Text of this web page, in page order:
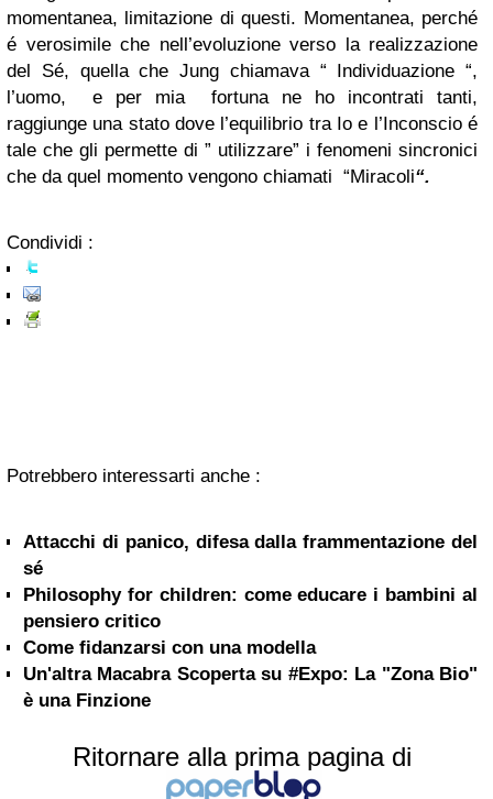
momentanea, limitazione di questi. Momentanea, perché
é verosimile che nell’evoluzione verso la realizzazione
del Sé, quella che Jung chiamava “ Individuazione “,
l’uomo, e per mia fortuna ne ho incontrati tanti,
raggiunge una stato dove l’equilibrio tra Io e l’Inconscio é
tale che gli permette di ” utilizzare” i fenomeni sincronici
che da quel momento vengono chiamati “Miracoli“.
Condividi :
Potrebbero interessarti anche :
Attacchi di panico, difesa dalla frammentazione del
sé
Philosophy for children: come educare i bambini al
pensiero critico
Come fidanzarsi con una modella
Un'altra Macabra Scoperta su #Expo: La "Zona Bio"
è una Finzione
Ritornare alla prima pagina di